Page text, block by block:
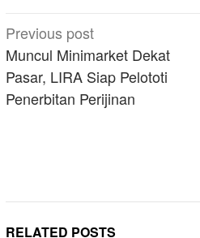
Post
navigation
Previous post
Muncul Minimarket Dekat
Pasar, LIRA Siap Pelototi
Penerbitan Perijinan
RELATED POSTS